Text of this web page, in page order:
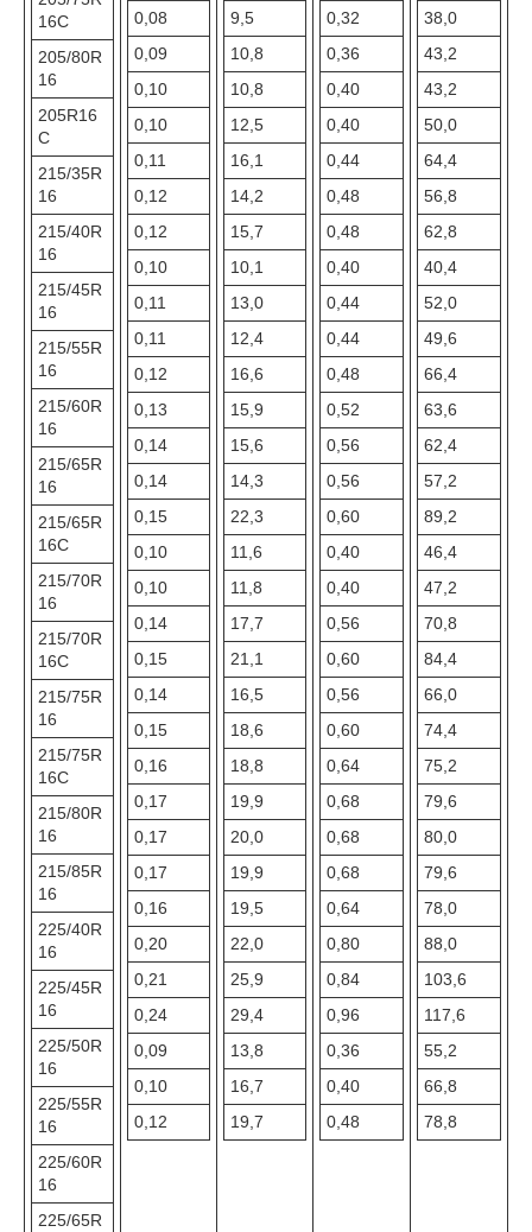
16C
205/80R
16
205R16
С
215/35R
16
215/40R
16
215/45R
16
215/55R
16
215/60R
16
215/65R
16
215/65R
16C
215/70R
16
215/70R
16C
215/75R
16
215/75R
16C
215/80R
16
215/85R
16
225/40R
16
225/45R
16
225/50R
16
225/55R
16
225/60R
16
225/65R
0,08
0,09
0,10
0,10
0,11
0,12
0,12
0,10
0,11
0,11
0,12
0,13
0,14
0,14
0,15
0,10
0,10
0,14
0,15
0,14
0,15
0,16
0,17
0,17
0,17
0,16
0,20
0,21
0,24
0,09
0,10
0,12
9,5
10,8
10,8
12,5
16,1
14,2
15,7
10,1
13,0
12,4
16,6
15,9
15,6
14,3
22,3
11,6
11,8
17,7
21,1
16,5
18,6
18,8
19,9
20,0
19,9
19,5
22,0
25,9
29,4
13,8
16,7
19,7
0,32
0,36
0,40
0,40
0,44
0,48
0,48
0,40
0,44
0,44
0,48
0,52
0,56
0,56
0,60
0,40
0,40
0,56
0,60
0,56
0,60
0,64
0,68
0,68
0,68
0,64
0,80
0,84
0,96
0,36
0,40
0,48
38,0
43,2
43,2
50,0
64,4
56,8
62,8
40,4
52,0
49,6
66,4
63,6
62,4
57,2
89,2
46,4
47,2
70,8
84,4
66,0
74,4
75,2
79,6
80,0
79,6
78,0
88,0
103,6
117,6
55,2
66,8
78,8